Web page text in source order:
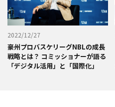
2022/12/27
豪州プロバスケリーグNBLの成長
戦略とは？ コミッショナーが語る
「デジタル活用」と「国際化」